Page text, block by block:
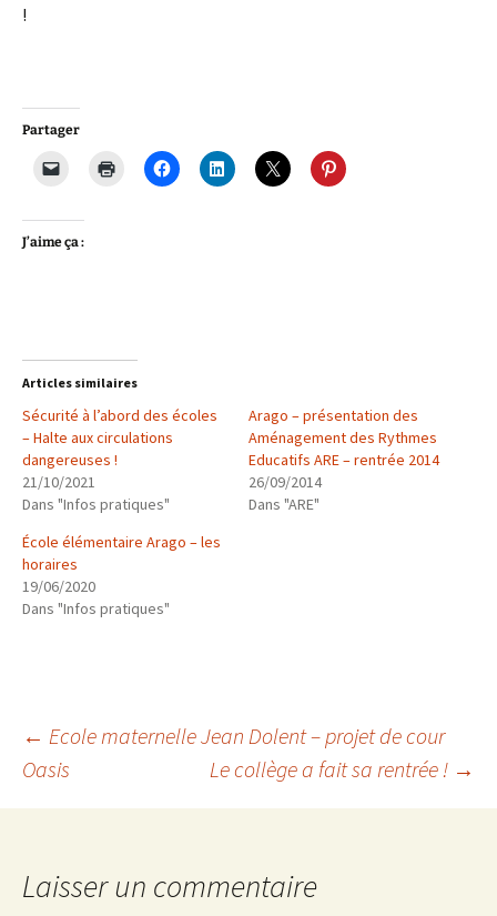
!
Partager
J’aime ça :
Articles similaires
Sécurité à l’abord des écoles
– Halte aux circulations
dangereuses !
21/10/2021
Dans "Infos pratiques"
Arago – présentation des
Aménagement des Rythmes
Educatifs ARE – rentrée 2014
26/09/2014
Dans "ARE"
École élémentaire Arago – les
horaires
19/06/2020
Dans "Infos pratiques"
Navigation
des
articles
← Ecole maternelle Jean Dolent – projet de cour
Oasis
Le collège a fait sa rentrée ! →
Laisser un commentaire